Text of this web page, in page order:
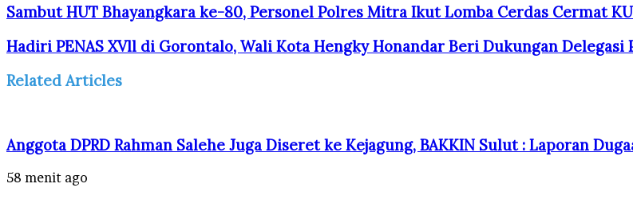
Sambut HUT Bhayangkara ke-80, Personel Polres Mitra Ikut Lomba Cerdas Cermat
Hadiri PENAS XVll di Gorontalo, Wali Kota Hengky Honandar Beri Dukungan Delegasi
Related Articles
Anggota DPRD Rahman Salehe Juga Diseret ke Kejagung, BAKKIN Sulut : Laporan
58 menit ago